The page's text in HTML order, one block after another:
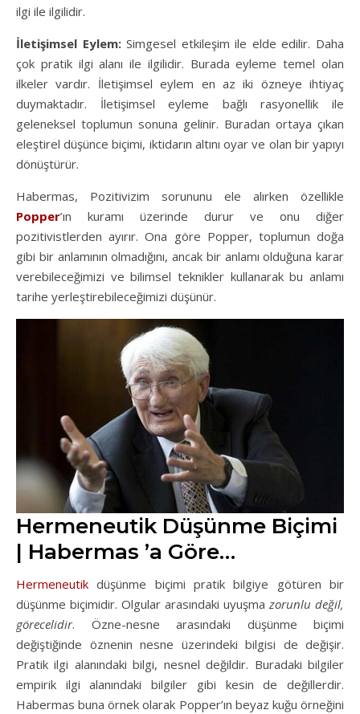
ilgi ile ilgilidir.
İletişimsel Eylem:Simgesel etkileşim ile elde edilir. Daha
çok pratik ilgi alanı ile ilgilidir. Burada eyleme temel olan
ilkeler vardır. İletişimsel eylem en az iki özneye ihtiyaç
duymaktadır. İletişimsel eyleme bağlı rasyonellik ile
geleneksel toplumun sonuna gelinir. Buradan ortaya çıkan
eleştirel düşünce biçimi, iktidarın altını oyar ve olan bir yapıyı
dönüştürür.
Habermas, Pozitivizim sorununu ele alırken özellikle
Popper’ın kuramı üzerinde durur ve onu diğer
pozitivistlerden ayırır. Ona göre Popper, toplumun doğa
gibi bir anlamının olmadığını, ancak bir anlamı olduğuna karar
verebileceğimizi ve bilimsel teknikler kullanarak bu anlamı
tarihe yerleştirebileceğimizi düşünür.
Hermeneutik Düşünme Biçimi
| Habermas ’a Göre…
Hermeneutik düşünme biçimi pratik bilgiye götüren bir
düşünme biçimidir. Olgular arasındaki uyuşma zorunlu değil,
görecelidir. Özne-nesne arasındaki düşünme biçimi
değiştiğinde öznenin nesne üzerindeki bilgisi de değişir.
Pratik ilgi alanındaki bilgi, nesnel değildir. Buradaki bilgiler
empirik ilgi alanındaki bilgiler gibi kesin de değillerdir.
Habermas buna örnek olarak Popper’ın beyaz kuğu örneğini